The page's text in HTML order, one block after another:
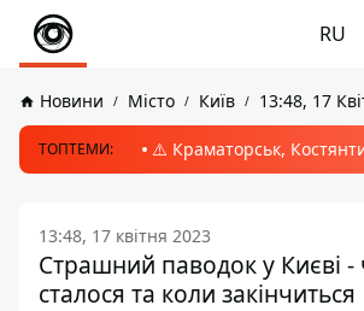
RU
Новини Місто Київ 13:48, 17
ТОПТЕМИ: ⚠️ Краматорськ,
13:48, 17 квітня 2023
Страшний паводок у Києві
сталося та коли закінчиться